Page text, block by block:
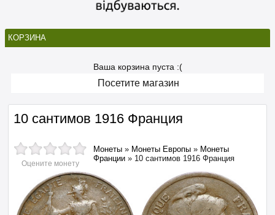
КОРЗИНА
Ваша корзина пуста :(
Посетите магазин
10 сантимов 1916 Франция
Оцените монету
Монеты » Монеты Европы » Монеты
Франции » 10 сантимов 1916 Франция